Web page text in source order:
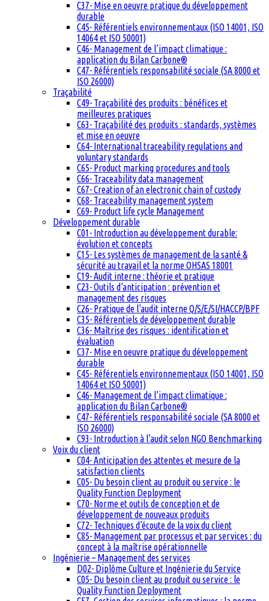
C37- Mise en oeuvre pratique du développement
durable
C45- Référentiels environnementaux (ISO 14001, ISO
14064 et ISO 50001)
C46- Management de l’impact climatique :
application du Bilan Carbone®
C47- Référentiels responsabilité sociale (SA 8000 et
ISO 26000)
Traçabilité
C49- Traçabilité des produits : bénéfices et
meilleures pratiques
C63- Traçabilité des produits : standards, systèmes
et mise en oeuvre
C64- International traceability regulations and
voluntary standards
C65- Product marking procedures and tools
C66- Traceability data management
C67- Creation of an electronic chain of custody
C68- Traceability management system
C69- Product life cycle Management
Développement durable
C01- Introduction au développement durable:
évolution et concepts
C15- Les systèmes de management de la santé &
sécurité au travail et la norme OHSAS 18001
C19- Audit interne : théorie et pratique
C23- Outils d’anticipation : prévention et
management des risques
C26- Pratique de l’audit interne Q/S/E/SI/HACCP/BPF
C35- Référentiels de développement durable
C36- Maîtrise des risques : identification et
évaluation
C37- Mise en oeuvre pratique du développement
durable
C45- Référentiels environnementaux (ISO 14001, ISO
14064 et ISO 50001)
C46- Management de l’impact climatique :
application du Bilan Carbone®
C47- Référentiels responsabilité sociale (SA 8000 et
ISO 26000)
C93- Introduction à l’audit selon NGO Benchmarking
Voix du client
C04- Anticipation des attentes et mesure de la
satisfaction clients
C05- Du besoin client au produit ou service : le
Quality Function Deployment
C70- Norme et outils de conception et de
développement de nouveaux produits
C72- Techniques d’écoute de la voix du client
C85- Management par processus et par services : du
concept à la maîtrise opérationnelle
Ingénierie – Management des services
D02- Diplôme Culture et Ingénierie du Service
C05- Du besoin client au produit ou service : le
Quality Function Deployment